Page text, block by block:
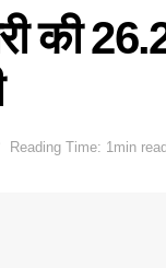
की
Reading Time: 1min read